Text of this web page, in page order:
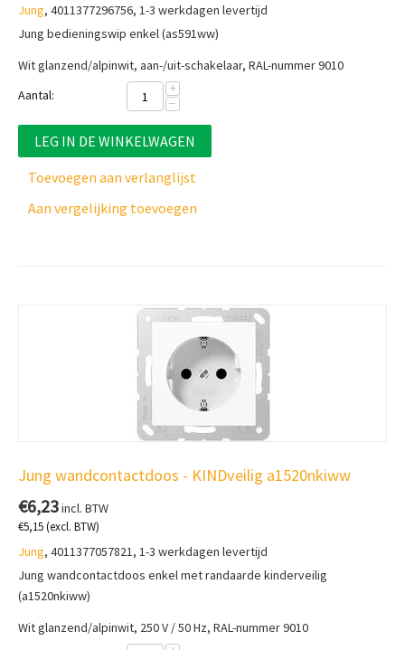
Jung, 4011377296756, 1-3 werkdagen levertijd
Jung bedieningswip enkel (as591ww)
Wit glanzend/alpinwit, aan-/uit-schakelaar, RAL-nummer 9010
Aantal:
+
−
LEG IN DE WINKELWAGEN
Toevoegen aan verlanglijst
Aan vergelijking toevoegen
Jung wandcontactdoos - KINDveilig a1520nkiww
€6,23incl. BTW
€5,15(excl. BTW)
Jung, 4011377057821, 1-3 werkdagen levertijd
Jung wandcontactdoos enkel met randaarde kinderveilig
(a1520nkiww)
Wit glanzend/alpinwit, 250 V / 50 Hz, RAL-nummer 9010